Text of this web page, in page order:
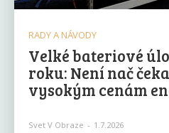
RADY A NÁVODY
Velké bateriové
roku: Není nač
vysokým cenám
Svet V Obraze - 1.7.2026